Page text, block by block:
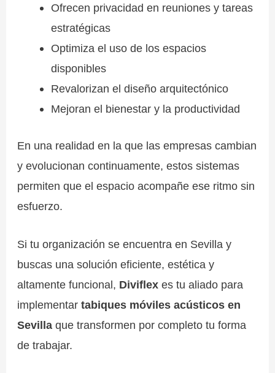
Ofrecen privacidad en reuniones y tareas
estratégicas
Optimiza el uso de los espacios
disponibles
Revalorizan el diseño arquitectónico
Mejoran el bienestar y la productividad
En una realidad en la que las empresas cambian
y evolucionan continuamente, estos sistemas
permiten que el espacio acompañe ese ritmo sin
esfuerzo.
Si tu organización se encuentra en Sevilla y
buscas una solución eficiente, estética y
altamente funcional, Diviflex es tu aliado para
implementartabiques móviles acústicos en
Sevilla que transformen por completo tu forma
de trabajar.